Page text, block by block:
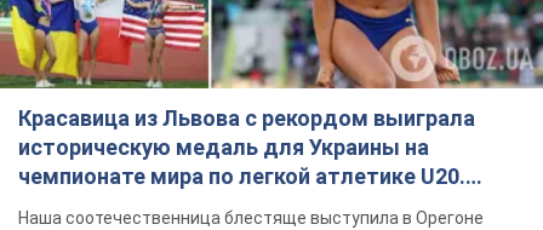
Красавица из Львова с рекордом выиграла
историческую медаль для Украины на
чемпионате мира по легкой атлетике U20.
Видео
Наша соотечественница блестяще выступила в Орегоне